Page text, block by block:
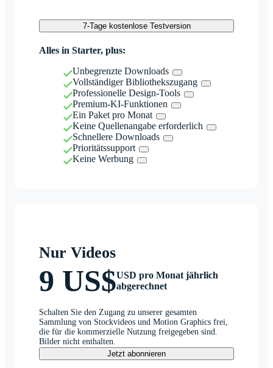
7-Tage kostenlose Testversion
Alles in Starter, plus:
Unbegrenzte Downloads
Vollständiger Bibliothekszugang
Professionelle Design-Tools
Premium-KI-Funktionen
Ein Paket pro Monat
Keine Quellenangabe erforderlich
Schnellere Downloads
Prioritätssupport
Keine Werbung
Nur Videos
9 US$USD pro Monat jährlich
abgerechnet
Schalten Sie den Zugang zu unserer gesamten
Sammlung von Stockvideos und Motion Graphics frei,
die für die kommerzielle Nutzung freigegeben sind.
Bilder nicht enthalten.
Jetzt abonnieren